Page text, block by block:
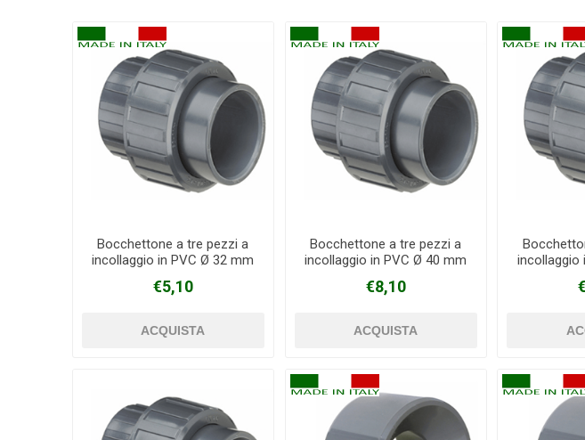
Bocchettone a tre pezzi a
incollaggio in PVC Ø 32 mm
€5,10
Bocchettone a tre pezzi a
incollaggio in PVC Ø 40 mm
€8,10
incollaggio